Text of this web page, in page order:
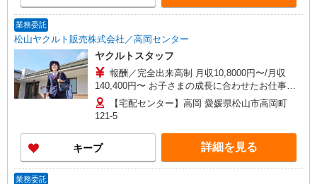
業務委託
松山ヤクルト販売株式会社／高岡センター
ヤクルトスタッフ
報酬／完全出来高制 月収10,8000円〜/月収
140,400円〜 お子さまの成長に合わせたお仕事の
仕方が出来るのが魅力です！ ※収入補償／基本4
か月 ［1］扶養内の場合 10.2万/月 ［2］扶養外
修期間を除く） ※研修期間中は日当支払いあり 収
入保障期間：4か月
【宅配センター】高岡 愛媛県松山市高岡町
121-5
キープ 詳細を見る
業務委託